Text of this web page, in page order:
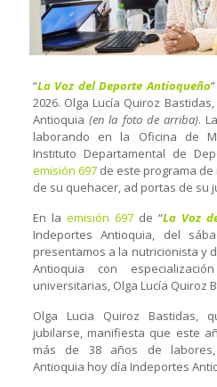
“La Voz del Deporte Antioqueño
2026. Olga Lucía Quiroz
Antioquia(en la foto de arriba).
laborando en la Oficina de
Instituto Departamental de
emisión 697de este programa de
de su quehacer, ad portas de su
En la emisión 697de “La Voz
Indeportes Antioquia, del
presentamos a la nutricionista y
Antioquia con
universitarias, Olga Lucía Quiroz
Olga Lucia Quiroz Bastidas,
jubilarse, manifiesta que este
más de 38 años de labores,
Antioquia hoy día Indeportes